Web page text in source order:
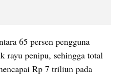
65 persen pengguna
rayu penipu, sehingga total
Rp 7 triliun pada